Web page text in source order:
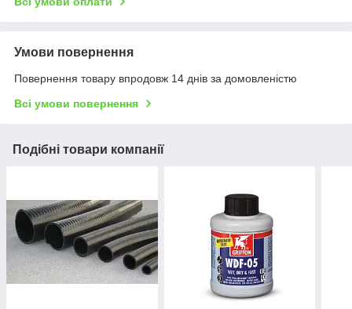
Умови повернення
Повернення товару впродовж 14 днів за домовленістю
Всі умови повернення
Подібні товари компанії